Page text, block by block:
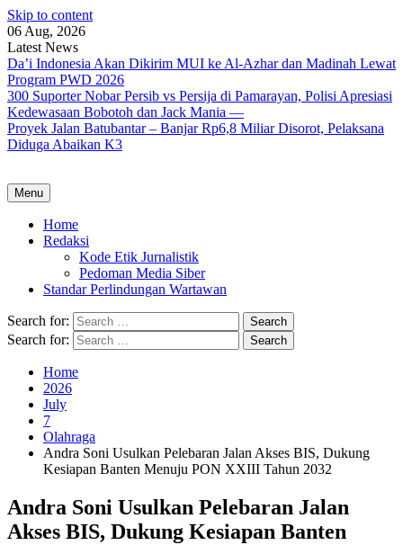
Skip to content
06 Aug, 2026
Latest News
Da’i Indonesia Akan Dikirim MUI ke Al-Azhar dan Madinah Lewat
Program PWD 2026
300 Suporter Nobar Persib vs Persija di Pamarayan, Polisi Apresiasi
Kedewasaan Bobotoh dan Jack Mania —
Proyek Jalan Batubantar – Banjar Rp6,8 Miliar Disorot, Pelaksana
Diduga Abaikan K3
Menu
Home
Redaksi
Kode Etik Jurnalistik
Pedoman Media Siber
Standar Perlindungan Wartawan
Search for:
Search for:
Home
2026
July
7
Olahraga
Andra Soni Usulkan Pelebaran Jalan Akses BIS, Dukung
Kesiapan Banten Menuju PON XXIII Tahun 2032
Andra Soni Usulkan Pelebaran Jalan
Akses BIS, Dukung Kesiapan Banten